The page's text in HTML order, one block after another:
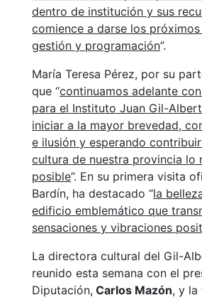
dentro de institución y sus
comience a darse los
gestión y programación”.
María Teresa Pérez, por su
que “continuamos adelante
para el Instituto Juan Gil-
iniciar a la mayor brevedad,
e ilusión y esperando
cultura de nuestra provincia lo
posible”. En su primera visita
Bardín, ha destacado “la
edificio emblemático que
sensaciones y vibraciones
La directora cultural del Gil-
reunido esta semana con el
Diputación, Carlos Mazón, y la